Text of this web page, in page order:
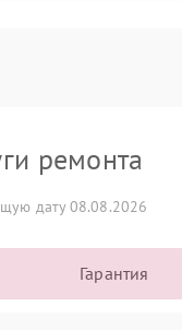
ремонта
дату 08.08.2026
Гарантия